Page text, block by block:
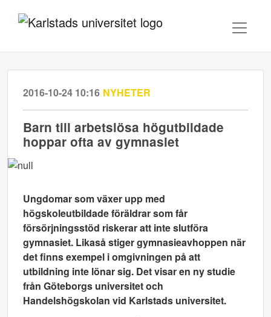
2016-10-24 10:16 NYHETER
Barn till arbetslösa högutbildade
hoppar ofta av gymnasiet
Ungdomar som växer upp med
högskoleutbildade föräldrar som får
försörjningsstöd riskerar att inte slutföra
gymnasiet. Likaså stiger gymnasieavhoppen när
det finns exempel i omgivningen på att
utbildning inte lönar sig. Det visar en ny studie
från Göteborgs universitet och
Handelshögskolan vid Karlstads universitet.